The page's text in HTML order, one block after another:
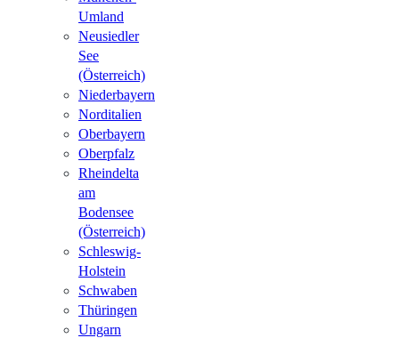
Umland
Neusiedler
See
(Österreich)
Niederbayern
Norditalien
Oberbayern
Oberpfalz
Rheindelta
am
Bodensee
(Österreich)
Schleswig-
Holstein
Schwaben
Thüringen
Ungarn